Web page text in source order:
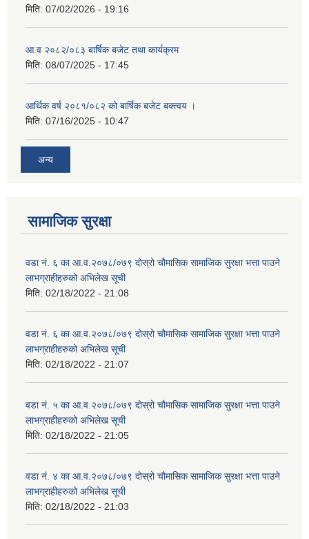
मिति: 07/02/2026 - 19:16
आ.व २०८२/०८३ बार्षिक बजेट तथा कार्यक्रम
मिति: 08/07/2025 - 17:45
आर्थिक वर्ष २०८१/०८२ को बार्षिक बजेट बक्त्वय ।
मिति: 07/16/2025 - 10:47
अन्य
सामाजिक सुरक्षा
वडा नं. ६ का आ.व.२०७८/०७९ दोस्रो चौमासिक सामाजिक सुरक्षा भत्ता पाउने
लाभग्राहीहरुको अभिलेख सूची
मिति: 02/18/2022 - 21:08
वडा नं. ६ का आ.व.२०७८/०७९ दोस्रो चौमासिक सामाजिक सुरक्षा भत्ता पाउने
लाभग्राहीहरुको अभिलेख सूची
मिति: 02/18/2022 - 21:07
वडा नं. ५ का आ.व.२०७८/०७९ दोस्रो चौमासिक सामाजिक सुरक्षा भत्ता पाउने
लाभग्राहीहरुको अभिलेख सूची
मिति: 02/18/2022 - 21:05
वडा नं. ४ का आ.व.२०७८/०७९ दोस्रो चौमासिक सामाजिक सुरक्षा भत्ता पाउने
लाभग्राहीहरुको अभिलेख सूची
मिति: 02/18/2022 - 21:03